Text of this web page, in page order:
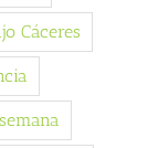
Cáceres